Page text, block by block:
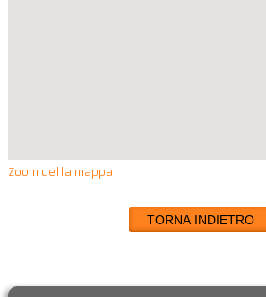
Zoom della mappa
TORNA INDIETRO